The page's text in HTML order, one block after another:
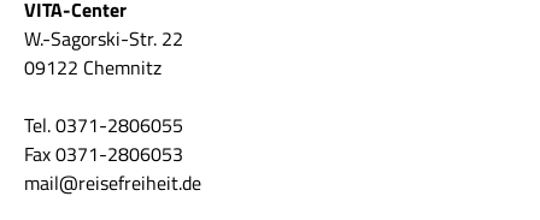
VITA-Center
W.-Sagorski-Str. 22
09122 Chemnitz
Tel. 0371-2806055
Fax 0371-2806053
mail@reisefreiheit.de